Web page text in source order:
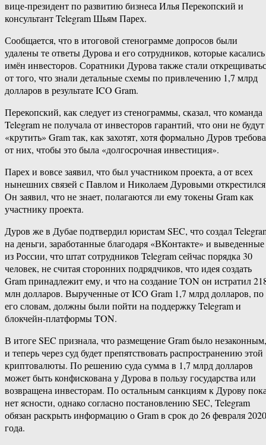
вице-президент по развитию бизнеса Илья Перекопский и
консультант Telegram Шьям Парех.
Сообщается, что в итоговой стенограмме допросов были
удалены те ответы Дурова и его сотрудников, которые касались
имён инвесторов. Соратники Дурова также стали
от того, что знали детальные схемы по привлечению 1,7 млрд
долларов в результате ICO Gram.
Перекопский, как следует из стенограммы, сказал, что команда
Telegram не получала от инвесторов гарантий, что они не будут
«крутить» Gram так, как захотят, хотя формально Дуров
от них, чтобы это была «долгосрочная инвестиция».
Парех и вовсе заявил, что был участником проекта, а от всех
нынешних связей с Павлом и Николаем Дуровыми
Он заявил, что не знает, полагаются ли ему токены Gram как
участнику проекта.
Дуров же в Дубае подтвердил юристам SEC, что создал
на деньги, заработанные благодаря «ВКонтакте» и выведенные
из России, что штат сотрудников Telegram сейчас порядка 30
человек, не считая сторонних подрядчиков, что идея создать
Gram принадлежит ему, и что на создание TON он истратил
млн долларов. Вырученные от ICO Gram 1,7 млрд долларов, по
его словам, должны были пойти на поддержку Telegram и
блокчейн-платформы TON.
В итоге SEC признала, что размещение Gram было незаконным,
и теперь через суд будет препятствовать распространению этой
криптовалюты. По решению суда сумма в 1,7 млрд долларов
может быть конфискована у Дурова в пользу государства или
возвращена инвесторам. По остальным санкциям к Дурову
нет ясности, однако согласно постановлению SEC, Telegram
обязан раскрыть информацию о Gram в срок до 26 февраля 2020
года.